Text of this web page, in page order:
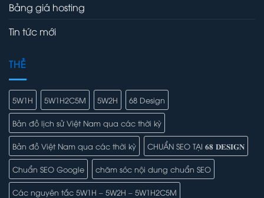
Bảng giá hosting
Tin tức mới
THẺ
5W1H 5W1H2C5M 5W2H 68 Design
Bản đồ lịch sử Việt Nam qua các thời kỳ
Bản đồ Việt Nam qua các thời kỳ CHUẨN SEO TẠI 𝟔𝟖 𝐃𝐄𝐒𝐈𝐆𝐍
Chuẩn SEO Google chăm sóc nội dung chuẩn SEO
Các nguyên tắc 5W1H – 5W2H – 5W1H2C5M